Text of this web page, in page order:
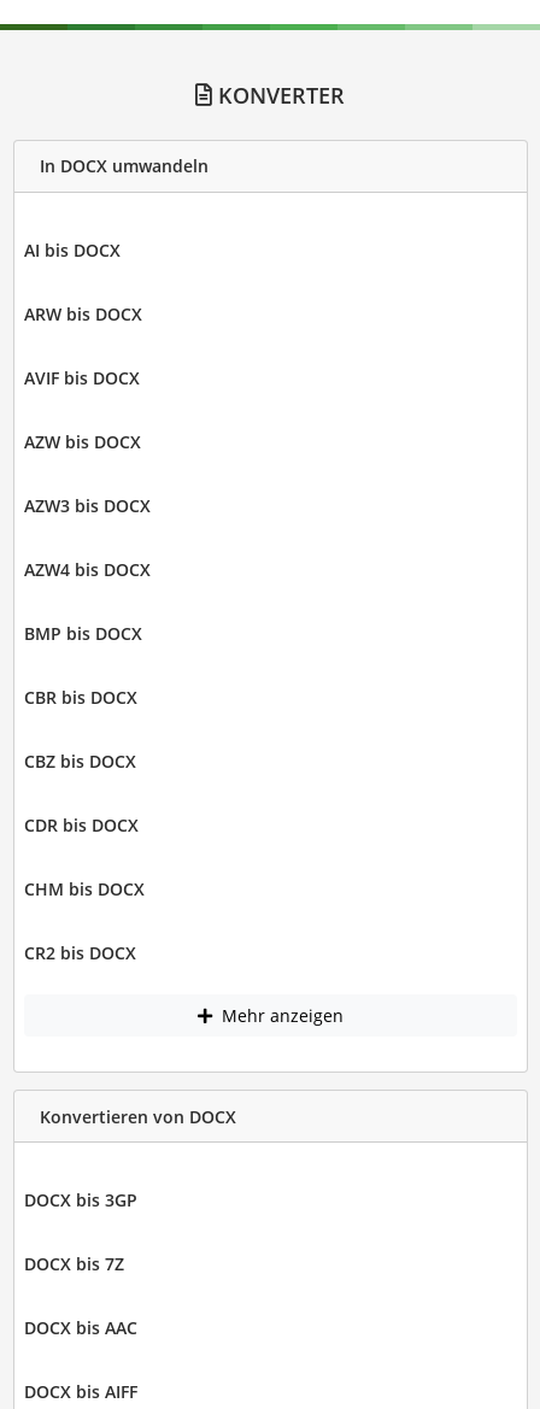
KONVERTER
In DOCX umwandeln
AI bis DOCX
ARW bis DOCX
AVIF bis DOCX
AZW bis DOCX
AZW3 bis DOCX
AZW4 bis DOCX
BMP bis DOCX
CBR bis DOCX
CBZ bis DOCX
CDR bis DOCX
CHM bis DOCX
CR2 bis DOCX
Mehr anzeigen
Konvertieren von DOCX
DOCX bis 3GP
DOCX bis 7Z
DOCX bis AAC
DOCX bis AIFF